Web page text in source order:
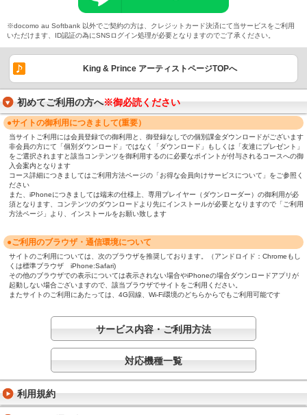
※docomo au Softbank 以外でご契約の方は、クレジットカード決済にて当サービスをご利用
いただけます、ID認証の為にSNSログイン処理が必要となりますのでご了承ください。
King & Prince アーティストページTOPへ
初めてご利用の方へ※御必読ください
●サイトの御利用につきまして(重要）
当サイトご利用には会員登録での御利用と、御登録なしでの個別課金ダウンロードがございます
非会員の方にて「個別ダウンロード」ではなく「ダウンロード」もしくは「友達にプレゼント」
をご選択されますと該当コンテンツを御利用するのに必要なポイントが付与されるコースへの御
入会案内となります
コース詳細につきましてはご利用方法ページの「お得な会員向けサービスについて」をご参照く
ださい
また、iPhoneにつきましては端末の仕様上、専用プレイヤー（ダウンローダー）の御利用が必
須となります、コンテンツのダウンロードより先にインストールが必要となりますので「ご利用
方法ページ」より、インストールをお願い致します
●ご利用のブラウザ・通信環境について
サイトのご利用については、次のブラウザを推奨しております。（アンドロイド：Chromeもし
くは標準ブラウザ iPhone:Safari)
その他のブラウザでの表示については表示されない場合やiPhoneの場合ダウンロードアプリが
起動しない場合ございますので、該当ブラウザでサイトをご利用ください。
またサイトのご利用にあたっては、4G回線、Wi-Fi環境のどちらからでもご利用可能です
サービス内容・ご利用方法
対応機種一覧
利用規約